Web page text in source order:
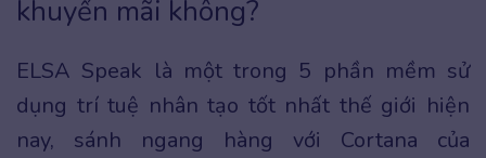
khuyến mãi không?
ELSA Speak là một trong 5 phần mềm sử
dụng trí tuệ nhân tạo tốt nhất thế giới hiện
nay, sánh ngang hàng với Cortana của